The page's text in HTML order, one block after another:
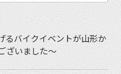
るバイクイベントが山形か
ざいました〜